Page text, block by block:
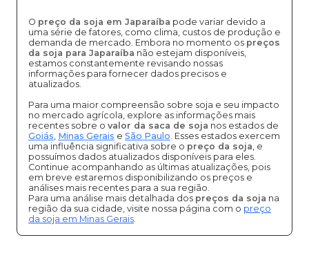
O preço da soja em Japaraíba pode variar devido a
uma série de fatores, como clima, custos de produção e
demanda de mercado. Embora no momento os preços
da soja para Japaraíba não estejam disponíveis,
estamos constantemente revisando nossas
informações para fornecer dados precisos e
atualizados.
Para uma maior compreensão sobre soja e seu impacto
no mercado agrícola, explore as informações mais
recentes sobre o valor da saca de soja nos estados de
Goiás, Minas Gerais e São Paulo. Esses estados exercem
uma influência significativa sobre o preço da soja, e
possuímos dados atualizados disponíveis para eles.
Continue acompanhando as últimas atualizações, pois
em breve estaremos disponibilizando os preços e
análises mais recentes para a sua região.
Para uma análise mais detalhada dos preços da soja na
região da sua cidade, visite nossa página com o preço
da soja em Minas Gerais.